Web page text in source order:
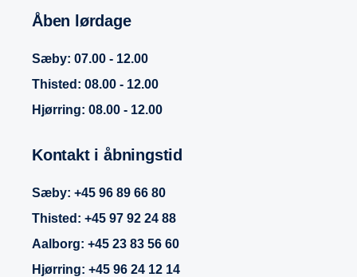
Åben lørdage
Sæby: 07.00 - 12.00
Thisted: 08.00 - 12.00
Hjørring: 08.00 - 12.00
Kontakt i åbningstid
Sæby: +45 96 89 66 80
Thisted: +45 97 92 24 88
Aalborg: +45 23 83 56 60
Hjørring: +45 96 24 12 14